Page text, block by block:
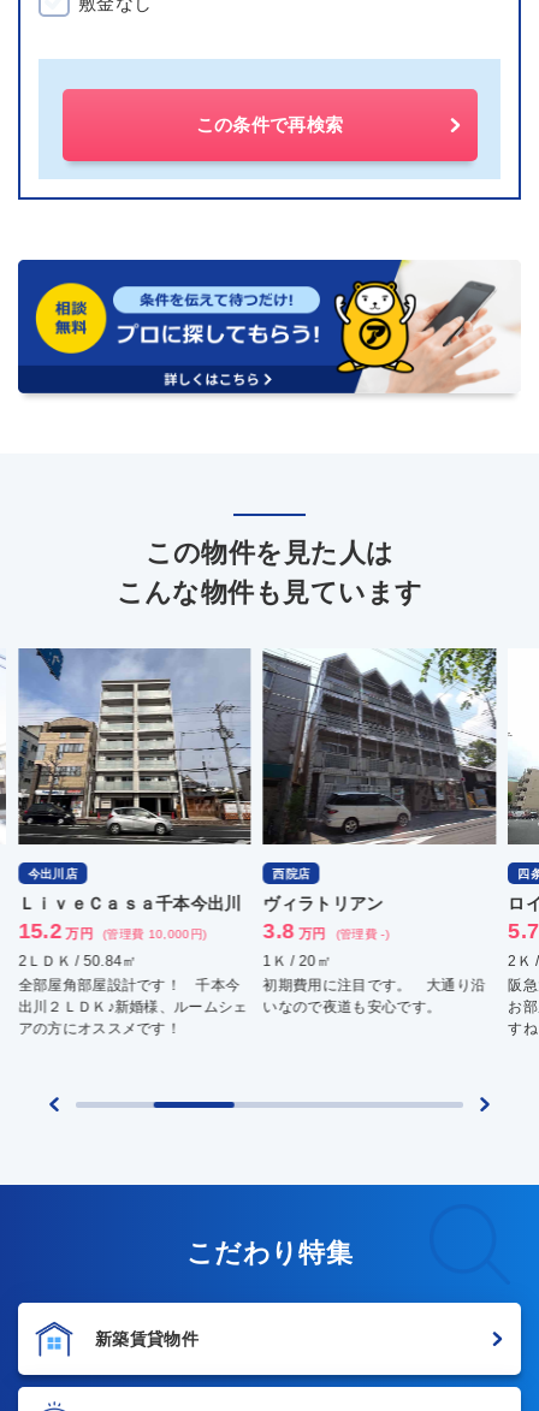
この条件で再検索
この物件を見た人は
こんな物件も見ています
出川
千本今
ムシェ
ヴィラトリアン
3.8 万円 (管理費 -)
1Ｋ / 20㎡
初期費用に注目です。 大通り沿
いなので夜道も安心です。
ロイヤルハイツⅢ
5.7 万円
2Ｋ / 29㎡
阪急大宮駅徒歩５分 少し広め
お部屋をお探しの方にオススメ
こだわり特集
新築賃貸物件